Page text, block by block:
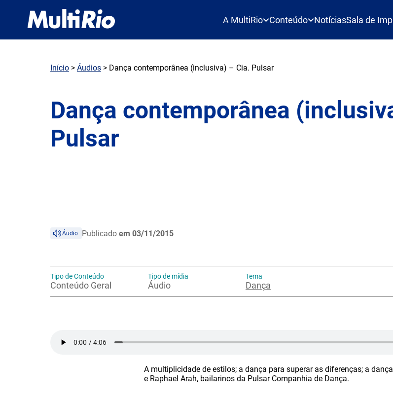
A MultiRio Conteúdo NotíciasSala de
Início > Áudios > Dança contemporânea (inclusiva) – Cia. Pulsar
Dança contemporânea
Pulsar
Áudio Publicado em 03/11/2015
Tipo de Conteúdo
Conteúdo Geral
Tipo de mídia
Áudio
Tema
Dança
A multiplicidade de estilos; a dança para superar as diferenças; a
e Raphael Arah, bailarinos da Pulsar Companhia de Dança.